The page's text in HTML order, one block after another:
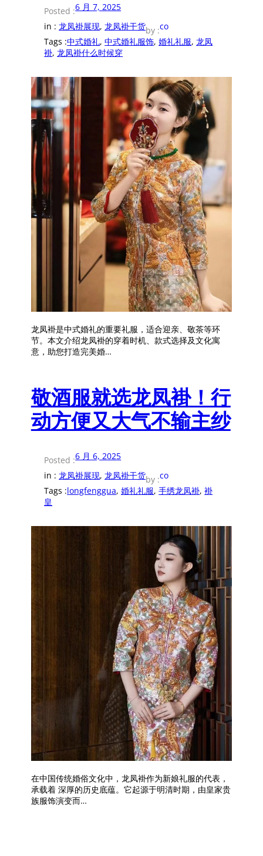
Posted :6 月 7, 2025
in :龙凤褂展现, 龙凤褂干货by :co
Tags :中式婚礼, 中式婚礼服饰, 婚礼礼服, 龙凤
褂, 龙凤褂什么时候穿
龙凤褂是中式婚礼的重要礼服，适合迎亲、敬茶等环
节。本文介绍龙凤褂的穿着时机、款式选择及文化寓
意，助您打造完美婚…
敬酒服就选龙凤褂！行
动方便又大气不输主纱
Posted :6 月 6, 2025
in :龙凤褂展现, 龙凤褂干货by :co
Tags :longfenggua, 婚礼礼服, 手绣龙凤褂, 褂
皇
在中国传统婚俗文化中，龙凤褂作为新娘礼服的代表，
承载着 深厚的历史底蕴。它起源于明清时期，由皇家贵
族服饰演变而…